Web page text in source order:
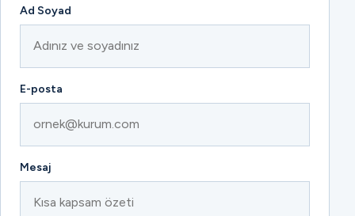
Ad Soyad
E-posta
Mesaj